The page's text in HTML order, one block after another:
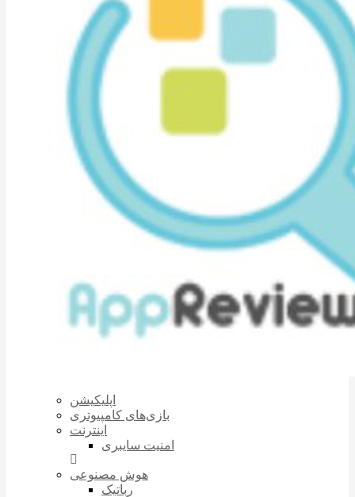
اپلیکیشن
بازی‌های کامپیوتری
اینترنت
امنیت سایبری
هوش مصنوعی
رباتیک